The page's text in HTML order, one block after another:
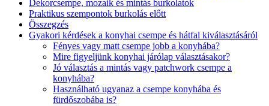
Dekorcsempe, mozaik és mintás burkolatok
Praktikus szempontok burkolás előtt
Összegzés
Gyakori kérdések a konyhai csempe és hátfal kiválasztásáról
Fényes vagy matt csempe jobb a konyhába?
Mire figyeljünk konyhai járólap választásakor?
Jó választás a mintás vagy patchwork csempe a
konyhába?
Használható ugyanaz a csempe konyhába és
fürdőszobába is?